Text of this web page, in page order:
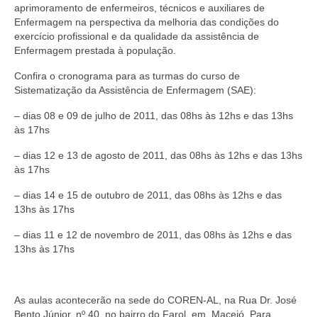
Legislações
Decisões
Resoluções
Desagravo Público
Processos Éticos
Suspensão do Exercício Profissional
Para Você
Clube de Vantagens
aprimoramento de enfermeiros, técnicos e auxiliares de
Enfermagem na perspectiva da melhoria das condições do
exercício profissional e da qualidade da assistência de
Enfermagem prestada à população.
Confira o cronograma para as turmas do curso de
Sistematização da Assistência de Enfermagem (SAE):
– dias 08 e 09 de julho de 2011, das 08hs às 12hs e das 13hs
às 17hs
– dias 12 e 13 de agosto de 2011, das 08hs às 12hs e das 13hs
às 17hs
– dias 14 e 15 de outubro de 2011, das 08hs às 12hs e das
13hs às 17hs
– dias 11 e 12 de novembro de 2011, das 08hs às 12hs e das
13hs às 17hs
As aulas acontecerão na sede do COREN-AL, na Rua Dr. José
Bento Júnior, nº 40, no bairro do Farol, em Maceió. Para